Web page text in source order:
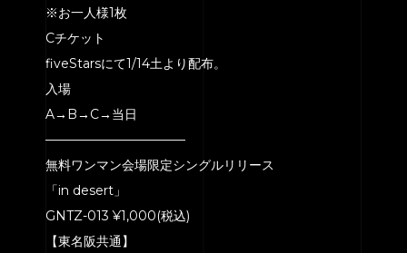
※お一人様1枚
Cチケット
fiveStarsにて1/14土より配布。
入場
A→B→C→当日
———————————
無料ワンマン会場限定シングルリリース
「in desert」
GNTZ-013 ¥1,000(税込)
【東名阪共通】